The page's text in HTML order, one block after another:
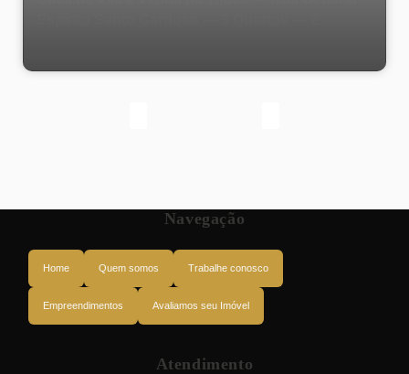
Rua General Espírito Santo Cardoso, 20530-500, Tijuca, Rio de Janeiro,
Navegação
Home Quem somos Trabalhe conosco
Empreendimentos Avaliamos seu Imóvel
Atendimento